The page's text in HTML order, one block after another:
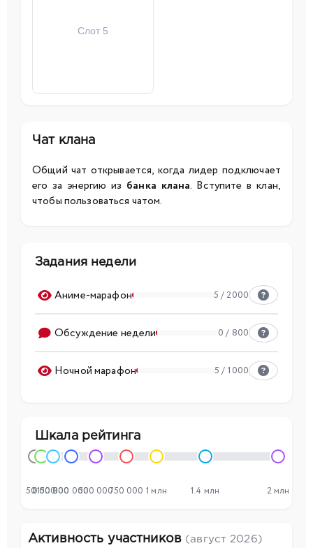
Слот 5
Чат клана
Общий чат открывается, когда лидер подключает
его за энергию из банка клана. Вступите в клан,
чтобы пользоваться чатом.
Задания недели
Аниме-марафон 5 / 2000
Обсуждение недели 0 / 800
Ночной марафон 5 / 1000
Шкала рейтинга
0
50 000
150 000300 000500 000750 000 1 млн 1.4 млн 2 млн
Активность участников (август 2026)